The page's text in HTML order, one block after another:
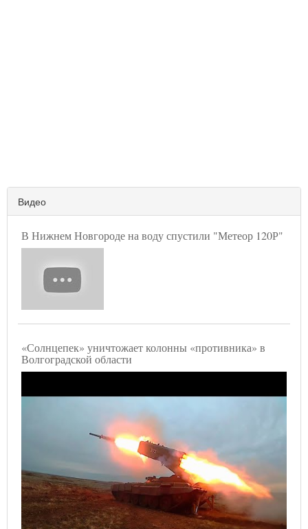
Видео
В Нижнем Новгороде на воду спустили "Метеор 120Р"
«Солнцепек» уничтожает колонны «противника» в
Волгоградской области